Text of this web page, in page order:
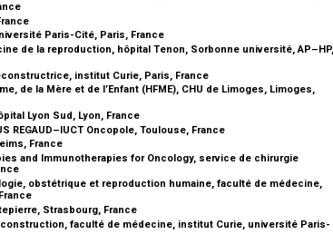
Paris-Cité, Paris, France
de la reproduction, hôpital Tenon, Sorbonne université, AP–HP,
institut Curie, Paris, France
de la Mère et de l’Enfant (HFME), CHU de Limoges, Limoges,
Lyon Sud, Lyon, France
REGAUD–IUCT Oncopole, Toulouse, France
France
and Immunotherapies for Oncology, service de chirurgie
obstétrique et reproduction humaine, faculté de médecine,
Strasbourg, France
faculté de médecine, institut Curie, université Paris-